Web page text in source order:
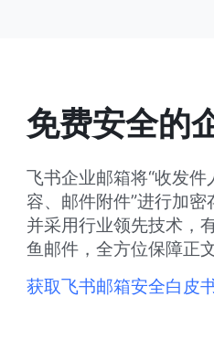
免费安全的
飞书企业邮箱将“收发
容、邮件附件”进行加密
并采用行业领先技术，
鱼邮件，全方位保障正
获取飞书邮箱安全白皮